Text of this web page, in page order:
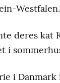
Westfalen.
deres kat
i
i